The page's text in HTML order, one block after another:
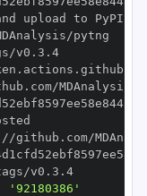
refs/tags/v0.3.4
refs/tags/v0.3.4
'92180386'